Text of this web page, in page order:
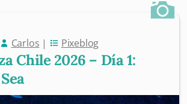
Carlos | Pixeblog
Chile 2026 – Día 1: